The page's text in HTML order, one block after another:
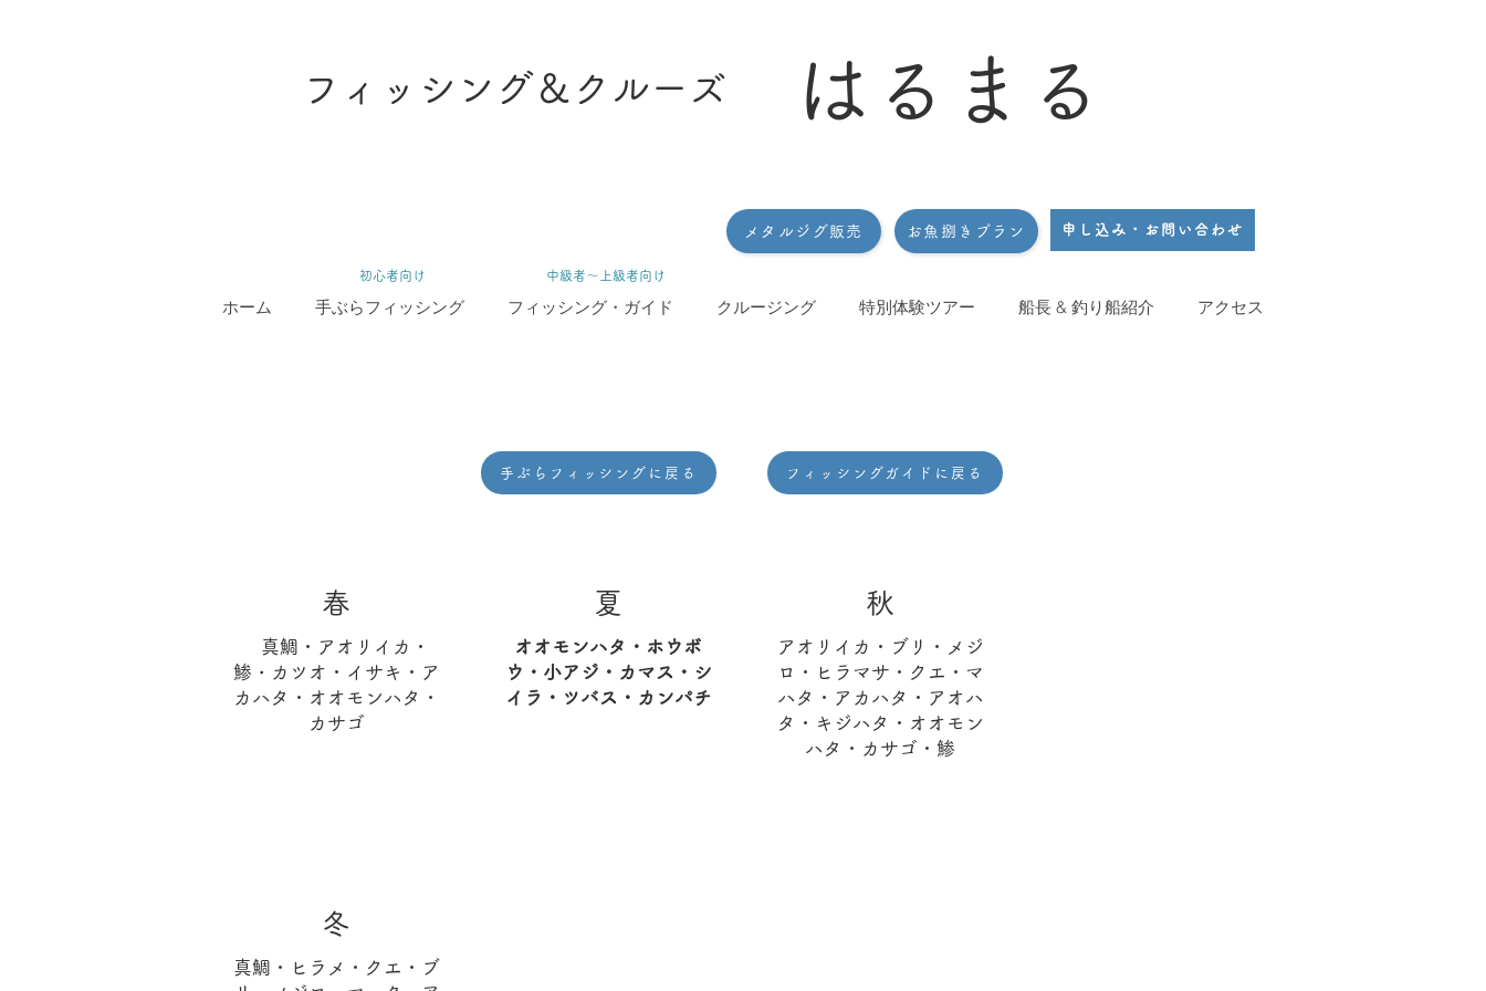
フィッシング＆クルーズ はるまる
メタルジグ販売 お魚捌きプラン 申し込み・お問い合わせ
ホーム 手ぶらフィッシング フィッシング・ガイド クルージング 特別体験ツアー 船長 & 釣り船紹介 アクセス
​初心者向け ​中級者〜上級者向け
手ぶらフィッシングに戻る フィッシングガイドに戻る
​春
真鯛・アオリイカ・
鯵 ・ カツオ・イサキ・ア
カハタ・オオモンハタ・
カサゴ
​夏
オオモンハタ・ホウボ
ウ・小アジ・カマス・シ
イラ・ツバス・カンパチ
​秋
アオリイカ・ブリ・メジ
ロ・ヒラマサ・クエ・マ
ハタ・アカハタ・アオハ
タ・キジハタ・オオモン
ハタ・カサゴ・鯵
​冬
真鯛・ヒラメ・クエ・ブ